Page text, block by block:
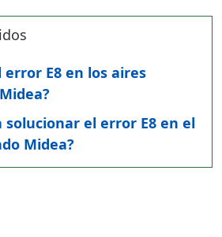
E8 en los aires
solucionar el error E8 en el
Midea?